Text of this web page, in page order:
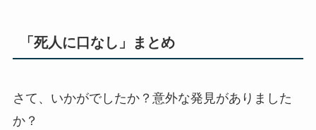
「死人に口なし」まとめ
さて、いかがでしたか？意外な発見がありました
か？